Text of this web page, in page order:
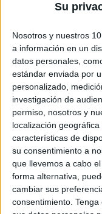
Su
Nosotros y nuestros
a información en un
datos personales,
estándar enviada por
personalizado,
investigación de
permiso, nosotros y
localización
características de
su consentimiento a
que llevemos a cabo
forma alternativa,
cambiar sus
consentimiento. Tenga